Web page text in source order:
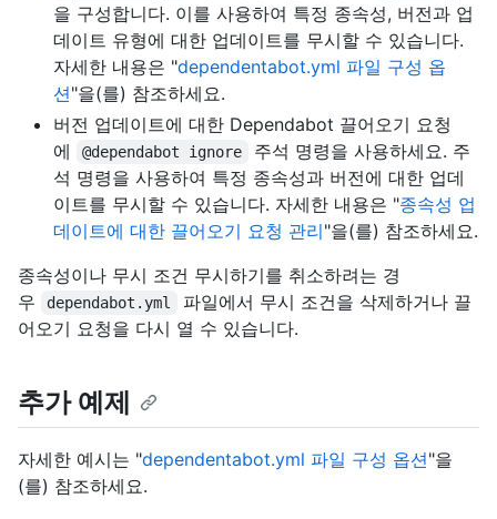
을 구성합니다. 이를 사용하여 특정 종속성, 버전과 업
데이트 유형에 대한 업데이트를 무시할 수 있습니다.
자세한 내용은 "dependentabot.yml 파일 구성 옵
션"을(를) 참조하세요.
버전 업데이트에 대한 Dependabot 끌어오기 요청
에
@dependabot ignore
주석 명령을 사용하세요. 주
석 명령을 사용하여 특정 종속성과 버전에 대한 업데
이트를 무시할 수 있습니다. 자세한 내용은 "종속성 업
데이트에 대한 끌어오기 요청 관리"을(를) 참조하세요.
종속성이나 무시 조건 무시하기를 취소하려는 경
우
dependabot.yml
파일에서 무시 조건을 삭제하거나 끌
어오기 요청을 다시 열 수 있습니다.
추가 예제
자세한 예시는 "dependentabot.yml 파일 구성 옵션"을
(를) 참조하세요.